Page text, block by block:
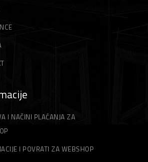
I NAČINI PLAĆANJA ZA
I POVRATI ZA WEBSHOP